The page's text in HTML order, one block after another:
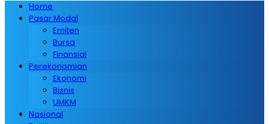
Home
Pasar Modal
Emiten
Bursa
Finansial
Perekonomian
Ekonomi
Bisnis
UMKM
Nasional